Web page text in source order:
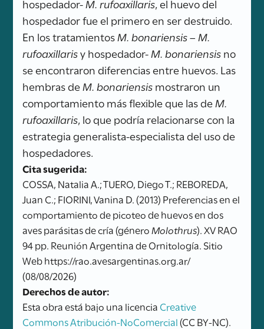
hospedador-M. rufoaxillaris, el huevo del
hospedador fue el primero en ser destruido.
En los tratamientosM. bonariensis– M.
rufoaxillarisy hospedador-M. bonariensisno
se encontraron diferencias entre huevos. Las
hembras deM. bonariensismostraron un
comportamiento más flexible que las deM.
rufoaxillaris, lo que podría relacionarse con la
estrategia generalista-especialista del uso de
hospedadores.
Cita sugerida:
COSSA, Natalia A.; TUERO, Diego T.; REBOREDA,
Juan C.; FIORINI, Vanina D. (2013) Preferencias en el
comportamiento de picoteo de huevos en dos
aves parásitas de cría (género Molothrus). XV RAO
94 pp. Reunión Argentina de Ornitología. Sitio
Web https://rao.avesargentinas.org.ar/
(08/08/2026)
Derechos de autor:
Esta obra está bajo una licencia Creative
Commons Atribución-NoComercial(CC BY-NC).